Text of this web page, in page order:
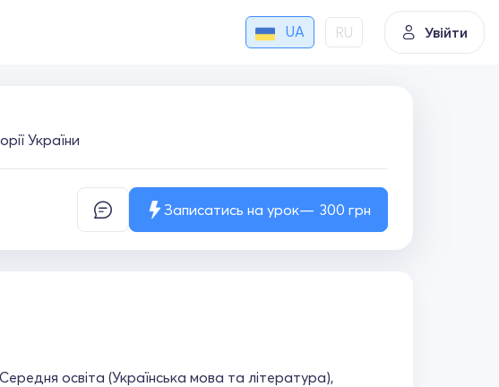
UA RU Увійти
України
Записатись на урок 300 грн
освіта (Українська мова та література),